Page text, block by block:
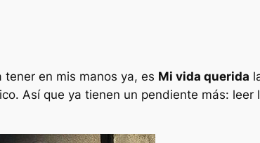
tener en mis manos ya, es Mi vida querida
Así que ya tienen un pendiente más: